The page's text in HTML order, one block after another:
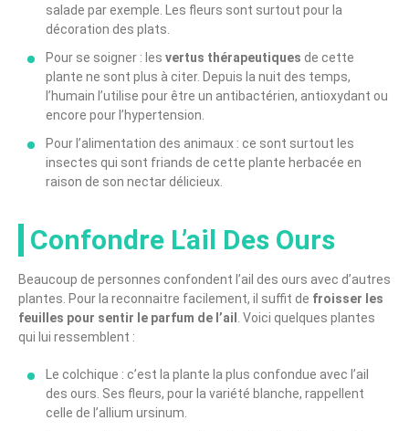
salade par exemple. Les fleurs sont surtout pour la
décoration des plats.
Pour se soigner : les vertus thérapeutiques de cette
plante ne sont plus à citer. Depuis la nuit des temps,
l’humain l’utilise pour être un antibactérien, antioxydant ou
encore pour l’hypertension.
Pour l’alimentation des animaux : ce sont surtout les
insectes qui sont friands de cette plante herbacée en
raison de son nectar délicieux.
Confondre L’ail Des Ours
Beaucoup de personnes confondent l’ail des ours avec d’autres
plantes. Pour la reconnaitre facilement, il suffit de froisser les
feuilles pour sentir le parfum de l’ail . Voici quelques plantes
qui lui ressemblent :
Le colchique : c’est la plante la plus confondue avec l’ail
des ours. Ses fleurs, pour la variété blanche, rappellent
celle de l’allium ursinum.